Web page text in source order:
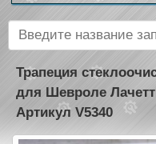
Трапеция
для Шевроле
Артикул V5340